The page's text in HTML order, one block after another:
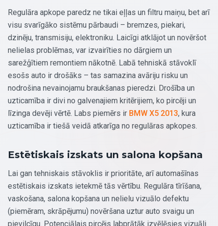
Regulāra apkope paredz ne tikai eļļas un filtru maiņu, bet arī
visu svarīgāko sistēmu pārbaudi – bremzes, piekari,
dzinēju, transmisiju, elektroniku. Laicīgi atklājot un novēršot
nelielas problēmas, var izvairīties no dārgiem un
sarežģītiem remontiem nākotnē. Labā tehniskā stāvoklī
esošs auto ir drošāks – tas samazina avāriju risku un
nodrošina nevainojamu braukšanas pieredzi. Drošība un
uzticamība ir divi no galvenajiem kritērijiem, ko pircēji un
līzinga devēji vērtē. Labs piemērs ir BMW X5 2013, kura
uzticamība ir tiešā veidā atkarīga no regulāras apkopes.
Estētiskais izskats un salona kopšana
Lai gan tehniskais stāvoklis ir prioritāte, arī automašīnas
estētiskais izskats ietekmē tās vērtību. Regulāra tīrīšana,
vaskošana, salona kopšana un nelielu vizuālo defektu
(piemēram, skrāpējumu) novēršana uztur auto svaigu un
pievilcīgu. Potenciālais pircējs labprātāk izvēlēsies vizuāli